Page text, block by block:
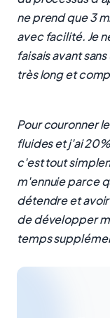
ne prend que 3
avec facilité. Je
faisais avant
très long et
Pour couronner
fluides et j'ai
c'est tout
m'ennuie parce
détendre et
de développer
temps